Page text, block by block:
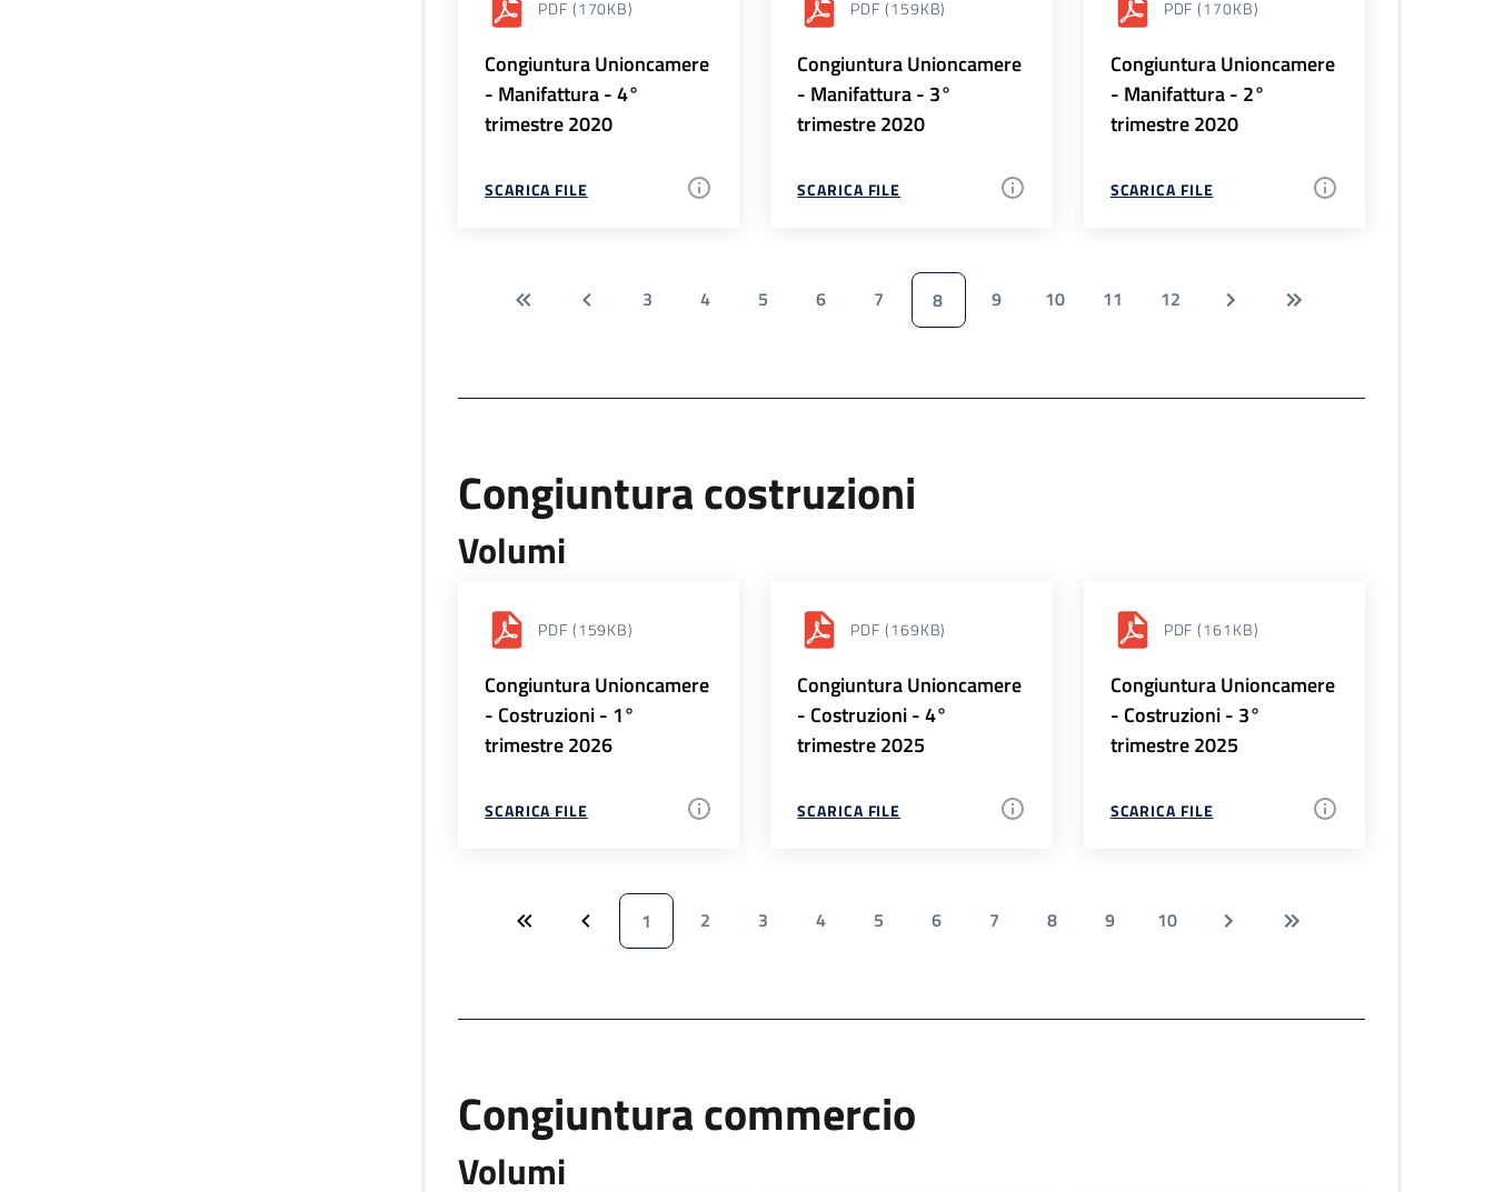
PDF (170KB)
Congiuntura Unioncamere
- Manifattura - 4°
trimestre 2020
SCARICA FILE
PDF (159KB)
Congiuntura Unioncamere
- Manifattura - 3°
trimestre 2020
SCARICA FILE
PDF (170KB)
Congiuntura Unioncamere
- Manifattura - 2°
trimestre 2020
SCARICA FILE
3 4 5 6 7 8 9 10 11 12
Congiuntura costruzioni
Volumi
PDF (159KB)
Congiuntura Unioncamere
- Costruzioni - 1°
trimestre 2026
SCARICA FILE
PDF (169KB)
Congiuntura Unioncamere
- Costruzioni - 4°
trimestre 2025
SCARICA FILE
PDF (161KB)
Congiuntura Unioncamere
- Costruzioni - 3°
trimestre 2025
SCARICA FILE
1 2 3 4 5 6 7 8 9 10
Congiuntura commercio
Volumi